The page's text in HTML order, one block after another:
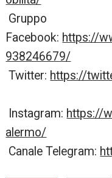
Gruppo
Facebook: https://
938246679/
Twitter: https://
Instagram: https://
alermo/
Canale Telegram: